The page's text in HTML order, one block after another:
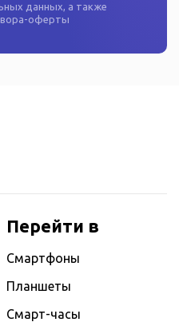
данных, а также
оферты
Перейти в
Смартфоны
Планшеты
Смарт-часы